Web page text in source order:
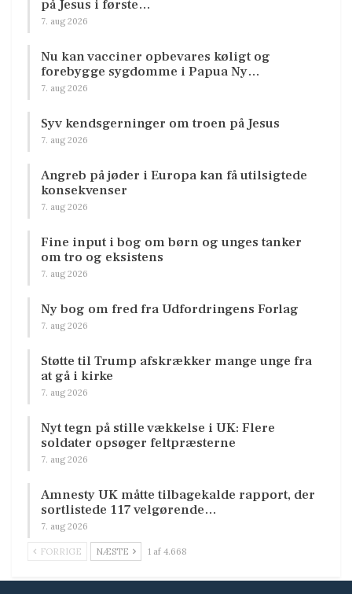
på Jesus i første…
7. aug 2026
Nu kan vacciner opbevares køligt og
forebygge sygdomme i Papua Ny…
7. aug 2026
Syv kendsgerninger om troen på Jesus
7. aug 2026
Angreb på jøder i Europa kan få utilsigtede
konsekvenser
7. aug 2026
Fine input i bog om børn og unges tanker
om tro og eksistens
7. aug 2026
Ny bog om fred fra Udfordringens Forlag
7. aug 2026
Støtte til Trump afskrækker mange unge fra
at gå i kirke
7. aug 2026
Nyt tegn på stille vækkelse i UK: Flere
soldater opsøger feltpræsterne
7. aug 2026
Amnesty UK måtte tilbagekalde rapport, der
sortlistede 117 velgørende…
7. aug 2026
FORRIGE NÆSTE 1 af 4.668